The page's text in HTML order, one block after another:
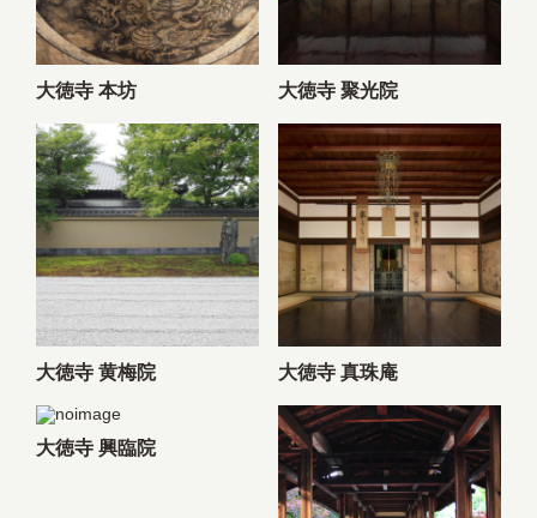
大徳寺 本坊 大徳寺 聚光院
大徳寺 黄梅院 大徳寺 真珠庵
大徳寺 興臨院